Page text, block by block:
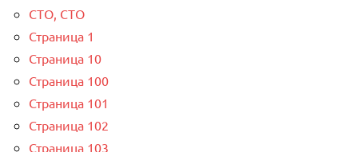
СТО, СТО
Страница 1
Страница 10
Страница 100
Страница 101
Страница 102
Страница 103